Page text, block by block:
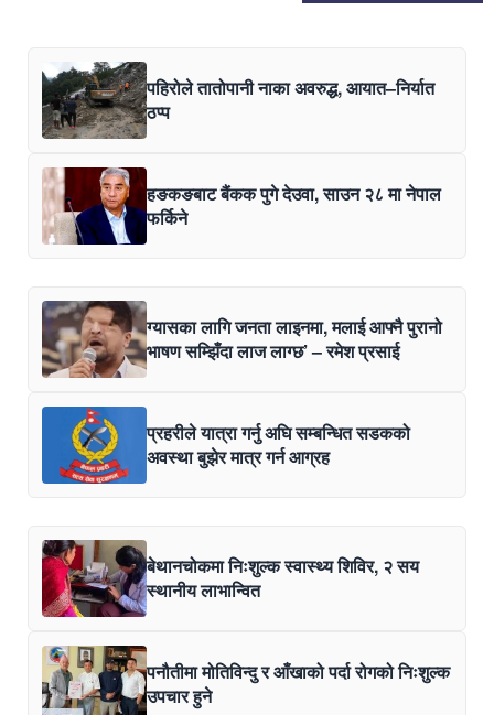
पहिरोले तातोपानी नाका अवरुद्ध, आयात–निर्यात
ठप्प
हङकङबाट बैंकक पुगे देउवा, साउन २८ मा नेपाल
फर्किने
ग्यासका लागि जनता लाइनमा, मलाई आफ्नै पुरानो
भाषण सम्झिँदा लाज लाग्छ’ – रमेश प्रसाई
प्रहरीले यात्रा गर्नु अघि सम्बन्धित सडकको
अवस्था बुझेर मात्र गर्न आग्रह
बेथानचोकमा निःशुल्क स्वास्थ्य शिविर, २ सय
स्थानीय लाभान्वित
पनौतीमा मोतिविन्दु र आँखाको पर्दा रोगको निःशुल्क
उपचार हुने